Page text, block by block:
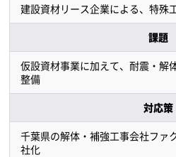
建設資材リース企業による、特殊
課題
仮設資材事業に加えて、耐震・解
整備
対応策
千葉県の解体・補強工事会社ファ
社化